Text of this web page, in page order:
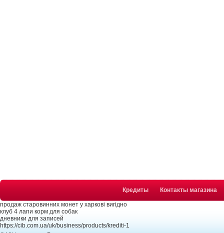
Кредиты Контакты магазина
продаж старовинних монет у харкові вигідно
клуб 4 лапи корм для собак
дневники для записей
https://cib.com.ua/uk/business/products/krediti-1